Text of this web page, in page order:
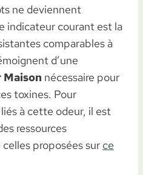
ne deviennent
indicateur courant est la
comparables à
d’une
nécessaire pour
toxines. Pour
à cette odeur, il est
ressources
proposées sur ce